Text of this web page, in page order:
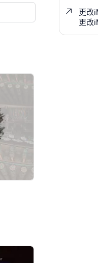
更改
更改